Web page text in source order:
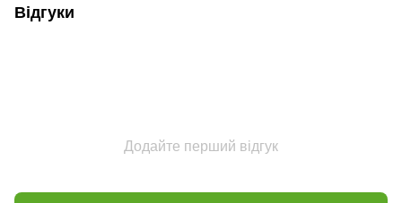
Відгуки
Додайте перший відгук